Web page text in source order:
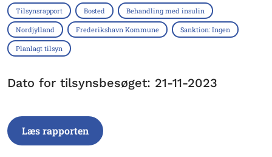
Tilsynsrapport Bosted Behandling med insulin
Nordjylland Frederikshavn Kommune Sanktion: Ingen
Planlagt tilsyn
Dato for tilsynsbesøget: 21-11-2023
Læs rapporten